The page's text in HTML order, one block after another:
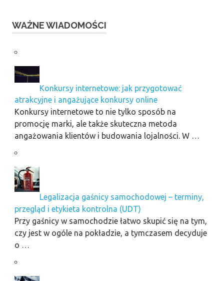
WAŻNE WIADOMOŚCI
Konkursy internetowe: jak przygotować
atrakcyjne i angażujące konkursy online
Konkursy internetowe to nie tylko sposób na
promocję marki, ale także skuteczna metoda
angażowania klientów i budowania lojalności. W …
Legalizacja gaśnicy samochodowej – terminy,
przegląd i etykieta kontrolna (UDT)
Przy gaśnicy w samochodzie łatwo skupić się na tym,
czy jest w ogóle na pokładzie, a tymczasem decyduje
o …